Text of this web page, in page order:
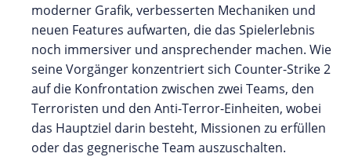
moderner Grafik, verbesserten Mechaniken und
neuen Features aufwarten, die das Spielerlebnis
noch immersiver und ansprechender machen. Wie
seine Vorgänger konzentriert sich Counter-Strike 2
auf die Konfrontation zwischen zwei Teams, den
Terroristen und den Anti-Terror-Einheiten, wobei
das Hauptziel darin besteht, Missionen zu erfüllen
oder das gegnerische Team auszuschalten.